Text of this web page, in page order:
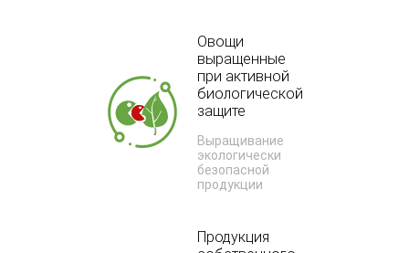
Овощи
выращенные
при активной
биологической
защите
Выращивание
экологически
безопасной
продукции
Продукция